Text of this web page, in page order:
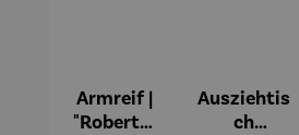
Armreif |
"Roberta"
Ausziehtis
ch